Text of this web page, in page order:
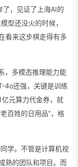
，见证了上海AI的
型还没火的时候，
看来这步棋走得有多
，多模态推理能力能
4o还强，关键是训练
元算力代金券，就
百姓的日用品”，格
学。不管是计算机视
熟的团队和项目。而